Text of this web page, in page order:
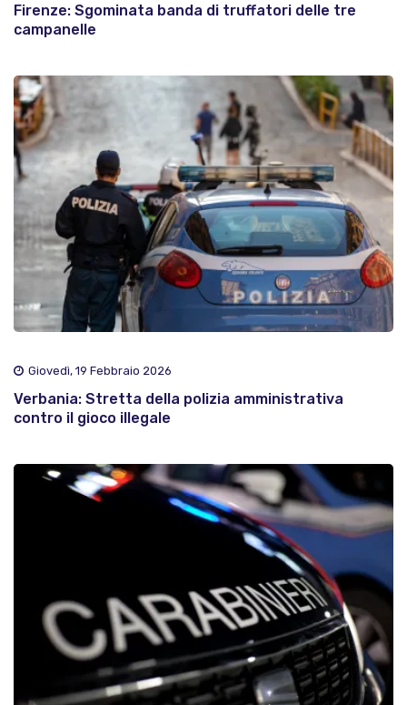
Firenze: Sgominata banda di truffatori delle tre
campanelle
Giovedì, 19 Febbraio 2026
Verbania: Stretta della polizia amministrativa
contro il gioco illegale